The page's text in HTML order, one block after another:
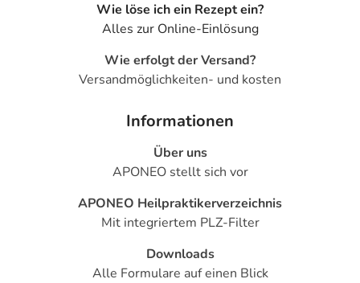
Wie löse ich ein Rezept ein?
Alles zur Online-Einlösung
Wie erfolgt der Versand?
Versandmöglichkeiten- und kosten
Informationen
Über uns
APONEO stellt sich vor
APONEO Heilpraktikerverzeichnis
Mit integriertem PLZ-Filter
Downloads
Alle Formulare auf einen Blick